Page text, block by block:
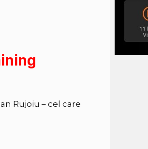
Rujoiu – cel care